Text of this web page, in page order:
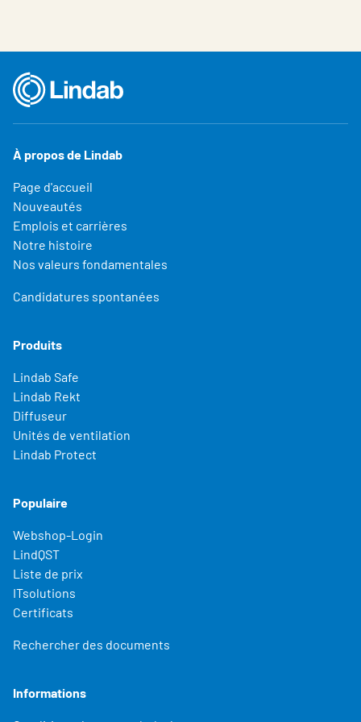
À propos de Lindab
Page d'accueil
Nouveautés
Emplois et carrières
Notre histoire
Nos valeurs fondamentales
Candidatures spontanées
Produits
Lindab Safe
Lindab Rekt
Diffuseur
Unités de ventilation
Lindab Protect
Populaire
Webshop-Login
LindQST
Liste de prix
ITsolutions
Certificats
Rechercher des documents
Informations